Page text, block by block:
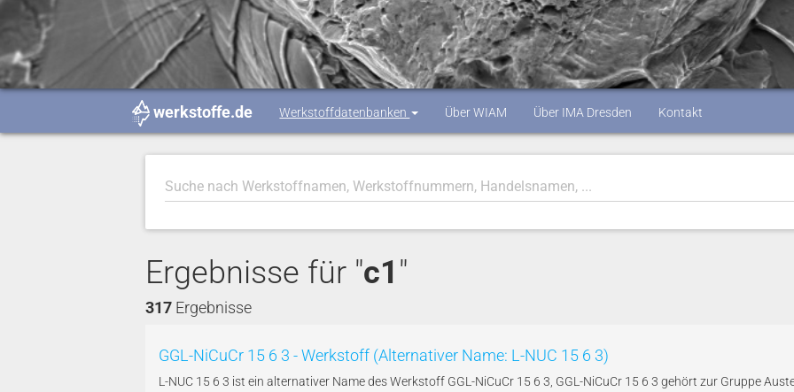
werkstoffe.de Werkstoffdatenbanken Über WIAM Über IMA Dresden Kontakt
Ergebnisse für "c1 "
317 Ergebnisse
GGL-NiCuCr 15 6 3 - Werkstoff (Alternativer Name: L-NUC 15 6 3)
L-NUC 15 6 3 ist ein alternativer Name des Werkstoff GGL-NiCuCr 15 6 3, GGL-NiCuCr 15 6 3 gehört zur Gruppe